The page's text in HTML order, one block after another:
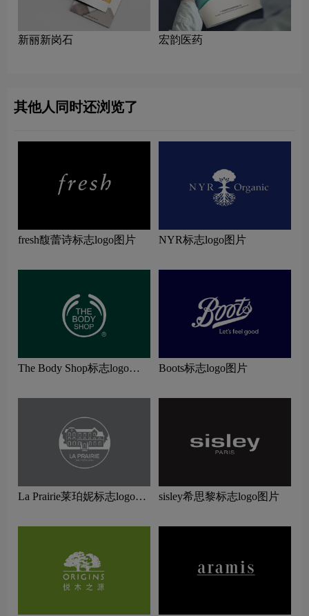
新丽新岗石 宏韵医药
其他人同时还浏览了
fresh馥蕾诗标志logo图片 NYR标志logo图片
The Body Shop标志logo图
Boots标志logo图片
La Prairie莱珀妮标志logo图
sisley希思黎标志logo图片